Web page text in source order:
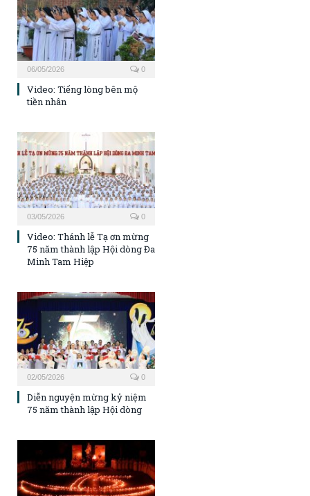
06/05/2026 0
Video: Tiếng lòng bên mộ
tiền nhân
03/05/2026 0
Video: Thánh lễ Tạ ơn mừng
75 năm thành lập Hội dòng Đa
Minh Tam Hiệp
02/05/2026 0
Diễn nguyện mừng kỷ niệm
75 năm thành lập Hội dòng